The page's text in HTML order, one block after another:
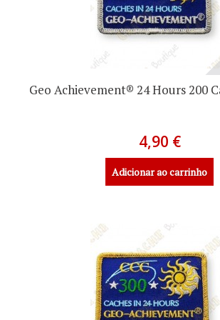
Geo Achievement® 24 Hours 200
4,90 €
Adicionar ao carrinho